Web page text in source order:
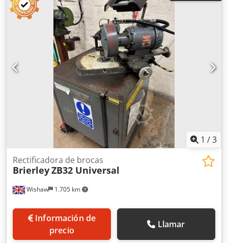
Ideal para el afilado de brocas helicoidales de HSS/metal
duro - Funcionamiento seguro gracias al proceso de afilado
guiado - Ángulo de punta ajustable de 90° a 140° - Diseño
compacto, con espacio para guardar los portabrocas
dentro de la máquina y asa para un almacenamiento
rápido - Incluye dispositivo de centraje para reducir la
fuerza de avance - Rotor con cojinete de bolas de precisión
- CE Alcance del suministro: - Disco de afilado CBN - 11
portabrocas ER 20, 3 - 13 mm - 7 portabrocas ER 24, 14 - 20
mm - Soporte para portabrocas ER 20, ER 25
1 /3
Wishaw 1.705 km
Rectificadora de brocas
BrierleyZB32 Universal
Información de
precio
Llamar